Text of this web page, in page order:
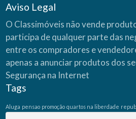
Aviso Legal
O Classimóveis não vende
participa de qualquer parte das
entre os compradores e
apenas a anunciar produtos dos
Segurança na Internet
Tags
Aluga pensao promoção quartos na liberdade